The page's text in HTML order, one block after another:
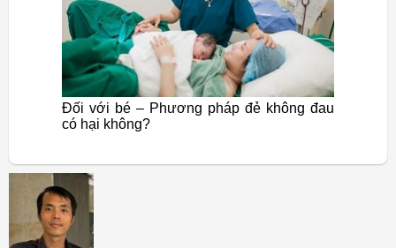
Đối với bé – Phương pháp đẻ không đau
có hại không?